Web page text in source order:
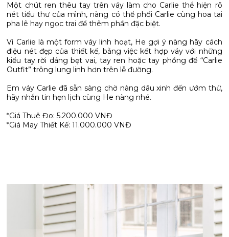
Một chút ren thêu tay trên váy làm cho Carlie thể hiện rõ
nét tiểu thư của mình, nàng có thể phối Carlie cùng hoa tai
pha lê hay ngọc trai để thêm phần đặc biệt.
Vì Carlie là một form váy linh hoạt, He gợi ý nàng hãy cách
điệu nét đẹp của thiết kế, bằng việc kết hợp váy với những
kiểu tay rời dáng bẹt vai, tay ren hoặc tay phồng để “Carlie
Outfit” trông lung linh hơn trên lễ đường.
Em váy Carlie đã sẵn sàng chờ nàng dâu xinh đến ướm thử,
hãy nhắn tin hẹn lịch cùng He nàng nhé.
*Giá Thuê Đo: 5.200.000 VNĐ